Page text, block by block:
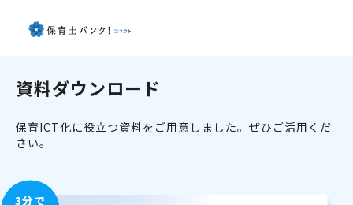
資料ダウンロード
保育ICT化に役立つ資料をご用意しました。ぜひご活用くだ
さい。
3分で